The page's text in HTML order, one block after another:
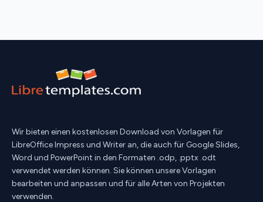
Wir bieten einen kostenlosen Download von Vorlagen für
LibreOffice Impress und Writer an, die auch für Google Slides,
Word und PowerPoint in den Formaten .odp, .pptx .odt
verwendet werden können. Sie können unsere Vorlagen
bearbeiten und anpassen und für alle Arten von Projekten
verwenden.